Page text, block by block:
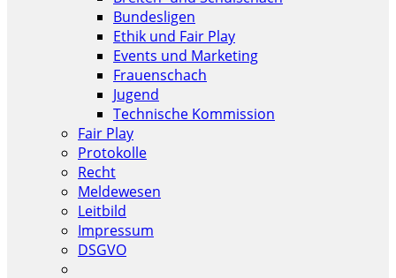
Bundesligen
Ethik und Fair Play
Events und Marketing
Frauenschach
Jugend
Technische Kommission
Fair Play
Protokolle
Recht
Meldewesen
Leitbild
Impressum
DSGVO